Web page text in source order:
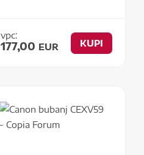
vpc:
177,00 EUR KUPI